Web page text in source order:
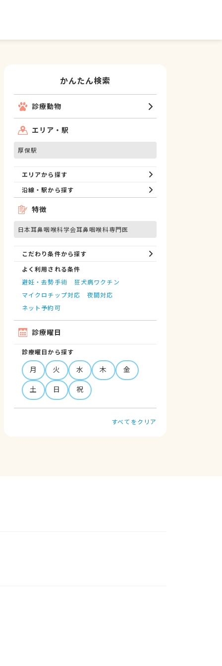
かんたん検索
診療動物
エリア・駅
厚保駅
エリアから探す
沿線・駅から探す
特徴
日本耳鼻咽喉科学会耳鼻咽喉科専門医
こだわり条件から探す
よく利用される条件
避妊・去勢手術
狂犬病ワクチン
マイクロチップ対応
夜間対応
ネット予約可
診療曜日
診療曜日から探す
月 火 水 木
金
土
日 祝
すべてをクリア